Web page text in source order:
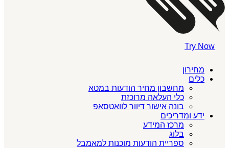
Try Now
מחירון
כלים
מחשבון מחיר הודעות במטא
כלי העלאה מרוכזת
בונה אישור דיוור לוואטסאפ
ידע ומדריכים
מרכז המידע
בלוג
ספריית הודעות מוכנות למאמבל